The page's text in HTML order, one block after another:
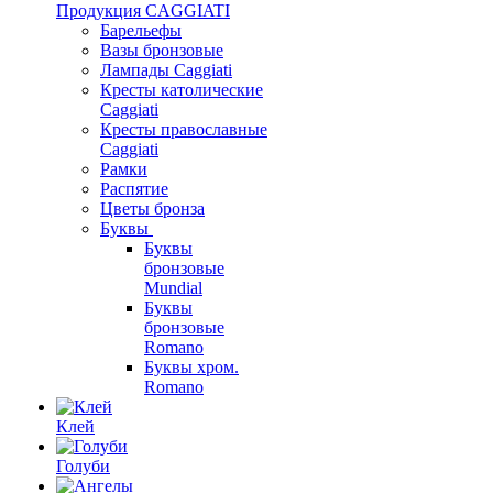
Продукция CAGGIATI
Барельефы
Вазы бронзовые
Лампады Caggiati
Кресты католические
Caggiati
Кресты православные
Caggiati
Рамки
Распятие
Цветы бронза
Буквы
Буквы
бронзовые
Mundial
Буквы
бронзовые
Romano
Буквы хром.
Romano
Клей
Голуби